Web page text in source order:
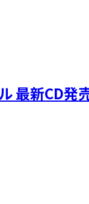
最新CD発